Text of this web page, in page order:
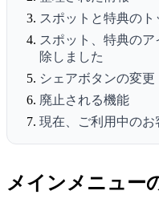
スポットと特典の
スポット、特典の
除しました
シェアボタンの変更
廃止される機能
現在、ご利用中のお
メインメニュー